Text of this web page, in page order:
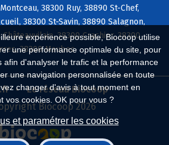
expérience possible, Biocoop utilise
une performance optimale du site, pour
afin d'analyser le trafic et la performance
une navigation personnalisée en toute
changer d'avis à tout moment en
vos cookies. OK pour vous ?
et paramétrer les cookies
38300 Ruy, 38890 St-Chef,
38300 St-Savin, 38890 Salagnon,
38300 Crachier, 38300
38300 Maubec
Le réseau Biocoop
Biocoop 2026